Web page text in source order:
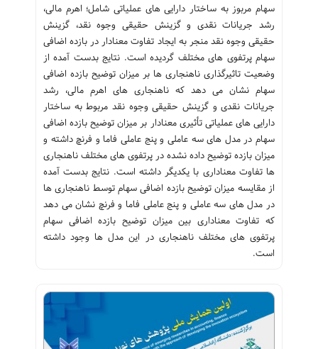
سهام مربوز به ساختار دارایی های عملیاتی شامل؛ اهرم مالی،
رشد جریانات نقدی و گزینش حقیقی وجوه نقد، گزینش
حقیقی وجوه نقد منجر به ایجاد تفاوت معنادار در بازده اضافی
سهام پرتفوی های مختلف گردیده است. نتایج بدست آمده از
وضعیت تاثیرگذاری ناهنجاری ها بر میزان توضیح بازده اضافی
سهام نشان می دهد که ناهنجاری های اهرم مالی، رشد
جریانات نقدی و گزینش حقیقی وجوه نقد مربوط به ساختار
دارایی های عملیاتی تأثیری معنادار بر میزان توضیح بازده اضافی
سهام در مدل های سه عاملی و پنج عاملی فاما و فرنچ داشته و
میزان بازده توضیح داده نشده در پرتفوی های مختلف ناهنجاری
ها تفاوت معناداری با یکدیگر داشته است. نتایج بدست آمده
از مقایسه میزان توضیح بازده اضافی سهام توسط ناهنجاری ها
در مدل های سه عاملی و پنج عاملی فاما و فرنچ نشان می دهد
که تفاوت معناداری بین میزان توضیح بازده اضافی سهام
پرتفوی های مختلف ناهنجاری در این مدل ها وجود داشته
است.